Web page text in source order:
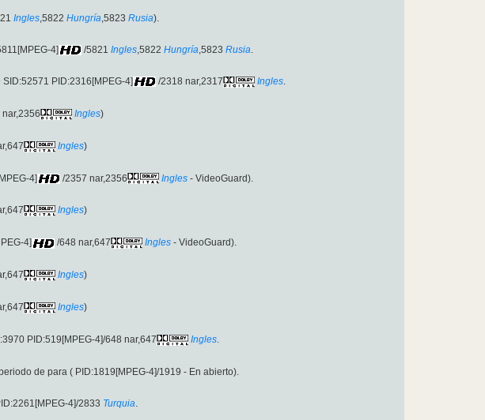
Ingles ,5822 Hungría ,5823 Rusia).
4] /5821 Ingles,5822 Hungría,5823 Rusia.
PID:2316[MPEG-4] /2318 nar,2317 Ingles.
Ingles)
Ingles)
4] /2357 nar,2356 Ingles - VideoGuard).
Ingles)
4] /648 nar,647 Ingles - VideoGuard).
Ingles)
Ingles)
PID:519[MPEG-4]/648 nar,647 Ingles
de para ( PID:1819[MPEG-4]/1919 - En abierto).
4]/2833 Turquia